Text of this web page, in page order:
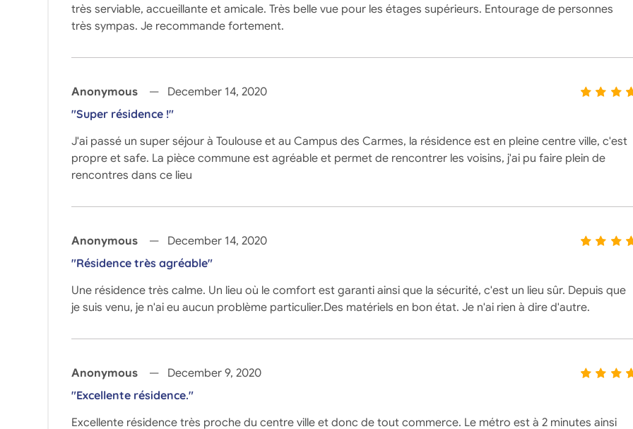
très serviable, accueillante et amicale. Très belle vue pour les étages supérieurs. Entourage de personnes
très sympas. Je recommande fortement.
Anonymous
December 14, 2020
"Super résidence !"
J'ai passé un super séjour à Toulouse et au Campus des Carmes, la résidence est en pleine centre ville, c'est
propre et safe. La pièce commune est agréable et permet de rencontrer les voisins, j'ai pu faire plein de
rencontres dans ce lieu
Anonymous
December 14, 2020
"Résidence très agréable"
Une résidence très calme. Un lieu où le comfort est garanti ainsi que la sécurité, c'est un lieu sûr. Depuis que
je suis venu, je n'ai eu aucun problème particulier.Des matériels en bon état. Je n'ai rien à dire d'autre.
Anonymous
December 9, 2020
"Excellente résidence."
Excellente résidence très proche du centre ville et donc de tout commerce. Le métro est à 2 minutes ainsi